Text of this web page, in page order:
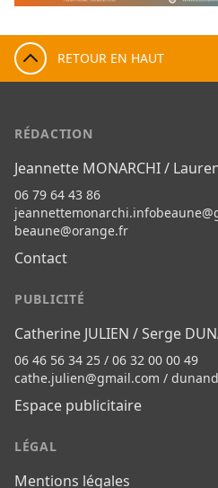
RETOUR EN HAUT
RÉDACTION
Jeannette MONARCHI /
06 79 64 43 86
beaune@orange.fr
Contact
PUBLICITÉ
Catherine JULIEN / Serge
06 46 56 34 25 / 06 32 00 00 49
cathe.julien@gmail.com /
Espace publicitaire
LÉGAL
Mentions légales